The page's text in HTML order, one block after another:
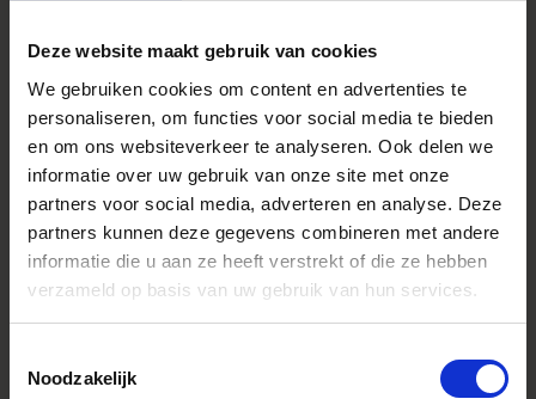
Deze website maakt gebruik van cookies
We gebruiken cookies om content en advertenties te
personaliseren, om functies voor social media te bieden
en om ons websiteverkeer te analyseren. Ook delen we
informatie over uw gebruik van onze site met onze
partners voor social media, adverteren en analyse. Deze
partners kunnen deze gegevens combineren met andere
informatie die u aan ze heeft verstrekt of die ze hebben
verzameld op basis van uw gebruik van hun services.
Noodzakelijk
SPECIFICATIONS
CONSTRUCTION
Caractéristiques
* All figures calculated by L-Mount.
Note: The L-Mount Trademark is a
registered Trademark of Leica
Camera AG. About Product Name:
the lens is designed to deliver the
optimized for mirrorless cameras
with the short flange focal length.